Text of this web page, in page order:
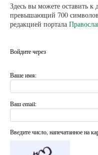
Здесь вы можете оставить к
превышающий 700
редакцией портала
Войдите через
Ваше имя:
Ваш email:
Введите число, напечатанное на